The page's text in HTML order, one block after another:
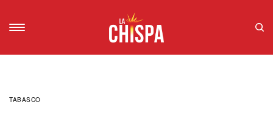
TABASCO